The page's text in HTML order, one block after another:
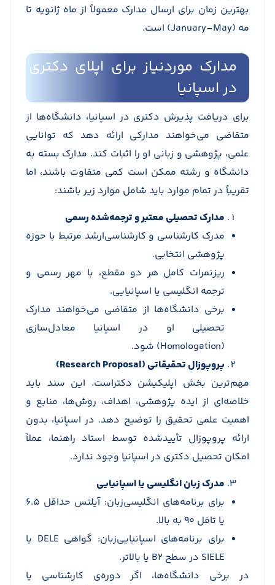
بهترین زمان برای ارسال مدارک معمولاً از ماه ژانویه تا
مه (January–May) است.
مدارک موردنیاز برای اپلای دکتری
در اسپانیا
برای دریافت پذیرش دکتری در اسپانیا، دانشگاه‌ها از
متقاضی می‌خواهند مدارکی ارائه دهد که توانایی
علمی، پژوهشی و زبانی او را اثبات کند. مدارک بسته به
دانشگاه و رشته ممکن است کمی متفاوت باشند، اما
تقریباً در تمام موارد باید شامل موارد زیر باشند:
مدارک تحصیلی معتبر و ترجمه‌شده رسمی
مدرک کارشناسی و کارشناسی‌ارشد مرتبط با حوزه
پژوهشی انتخابی.
ریزنمرات کامل هر دو مقطع، با مهر رسمی و
ترجمه انگلیسی یا اسپانیایی.
برخی دانشگاه‌ها از متقاضی می‌خواهند مدارک
تحصیلی او در اسپانیا معادل‌سازی
(Homologation) شود.
پروپوزال تحقیقاتی (Research Proposal)
مهم‌ترین بخش اپلیکیشن دکتراست. این سند باید
خلاصه‌ای از ایده پژوهشی، اهداف، روش‌ها، منابع و
اهمیت علمی تحقیق را توضیح دهد. در اسپانیا، بدون
ارائه پروپوزال تأییدشده توسط استاد راهنما، عملاً
امکان تحصیل دکتری در اسپانیا وجود ندارد.
مدرک زبان انگلیسی یا اسپانیایی
برای برنامه‌های انگلیسی‌زبان: آیلتس حداقل 6.5
یا تافل 90 به بالا.
برای برنامه‌های اسپانیایی‌زبان: گواهی DELE یا
SIELE در سطح B2 یا بالاتر.
در برخی دانشگاه‌ها، اگر دوره‌ی کارشناسی یا